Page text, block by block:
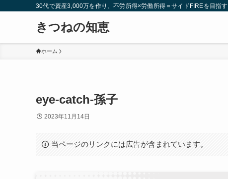
30代で資産3,000万を作り、不労所得×労働所得＝サイドFIREを目指す
きつねの知恵
ホーム
eye-catch-孫子
2023年11月14日
当ページのリンクには広告が含まれています。